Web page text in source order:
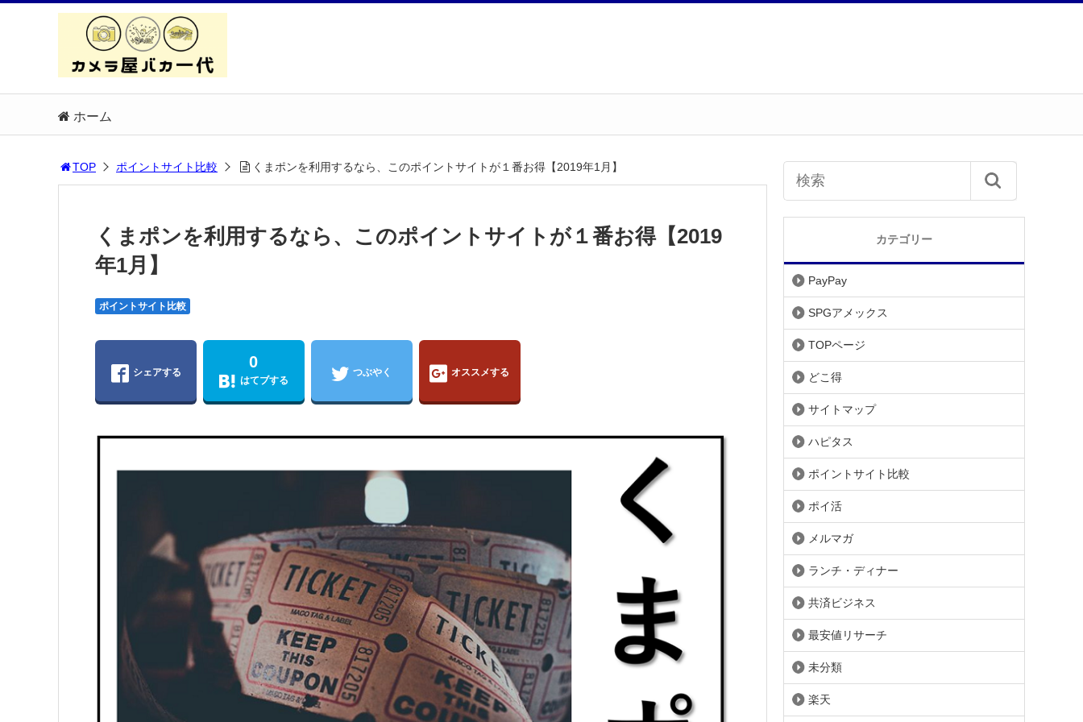
ホーム
TOP ポイントサイト比較 くまポンを利用するなら、このポイントサイトが１番お得【2019年1月】
くまポンを利用するなら、このポイントサイトが１番お得【2019
年1月】
ポイントサイト比較
シェアする
0
はてブする
つぶやく オススメする
カテゴリー
PayPay
SPGアメックス
TOPページ
どこ得
サイトマップ
ハピタス
ポイントサイト比較
ポイ活
メルマガ
ランチ・ディナー
共済ビジネス
最安値リサーチ
未分類
楽天